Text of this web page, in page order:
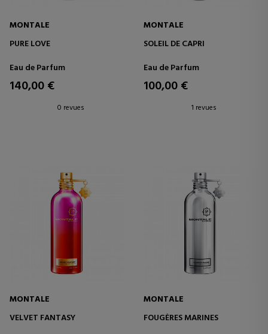
MONTALE
PURE LOVE
Eau de Parfum
140,00 €
0 revues
MONTALE
SOLEIL DE CAPRI
Eau de Parfum
100,00 €
1 revues
MONTALE
VELVET FANTASY
MONTALE
FOUGÈRES MARINES